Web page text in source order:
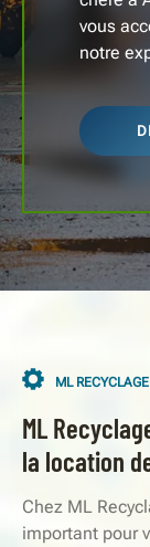
vous
notre
ML RECYCLAGE
ML
la location
Chez ML
important pour